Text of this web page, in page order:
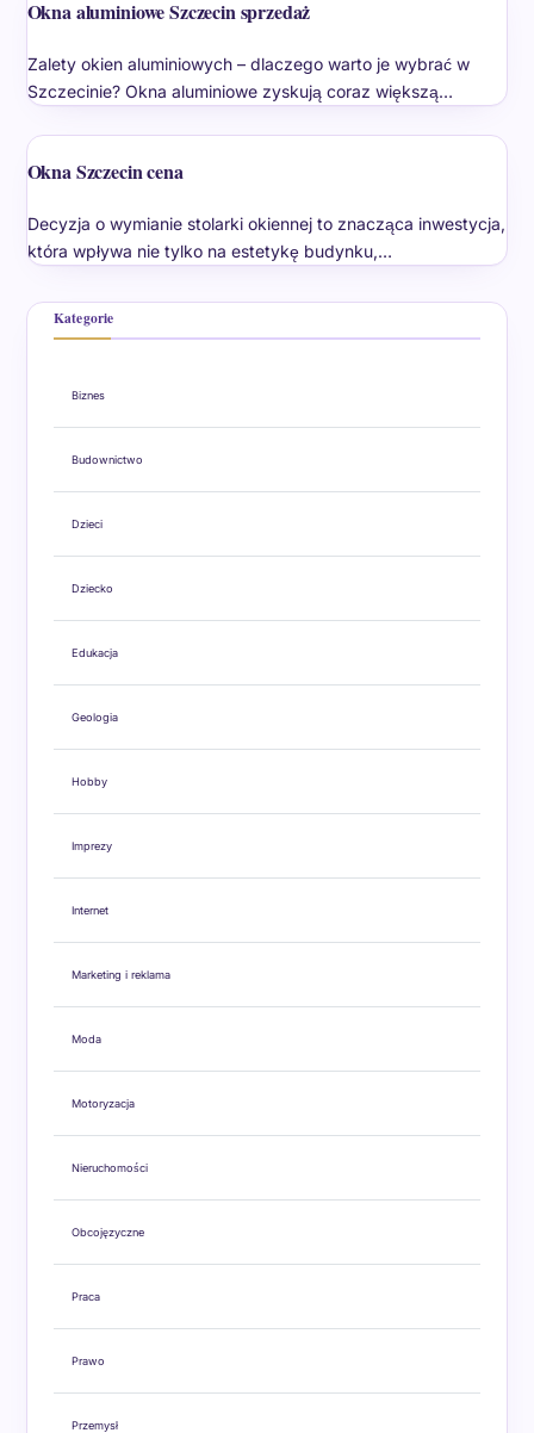
Okna aluminiowe Szczecin sprzedaż
Zalety okien aluminiowych – dlaczego warto je wybrać w
Szczecinie? Okna aluminiowe zyskują coraz większą…
Okna Szczecin cena
Decyzja o wymianie stolarki okiennej to znacząca inwestycja,
która wpływa nie tylko na estetykę budynku,…
Kategorie
Biznes
Budownictwo
Dzieci
Dziecko
Edukacja
Geologia
Hobby
Imprezy
Internet
Marketing i reklama
Moda
Motoryzacja
Nieruchomości
Obcojęzyczne
Praca
Prawo
Przemysł